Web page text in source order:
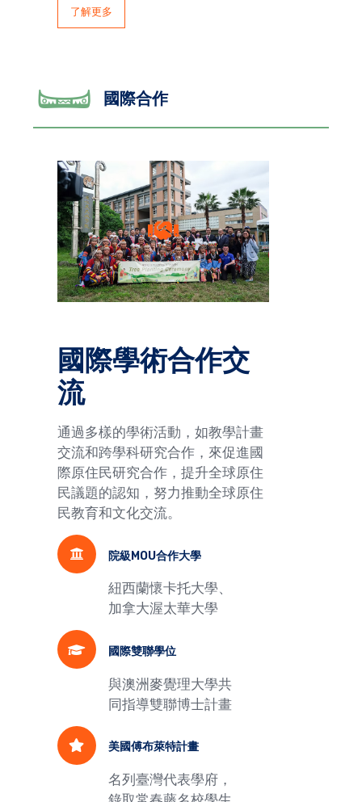
了解更多
國際合作
國際學術合作交
流
通過多樣的學術活動，如教學計畫
交流和跨學科研究合作，來促進國
際原住民研究合作，提升全球原住
民議題的認知，努力推動全球原住
民教育和文化交流。
院級MOU合作大學
紐西蘭懷卡托大學、
加拿大渥太華大學
國際雙聯學位
與澳洲麥覺理大學共
同指導雙聯博士計畫
美國傅布萊特計畫
名列臺灣代表學府，